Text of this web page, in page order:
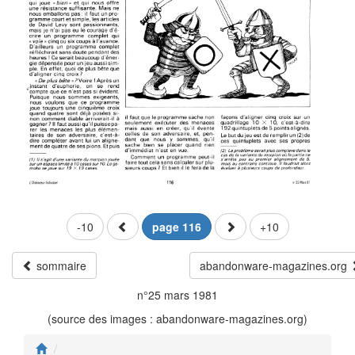
-10 page 116 +10
sommaire
abandonware-magazines.org
n°25 mars 1981
(source des images : abandonware-magazines.org)